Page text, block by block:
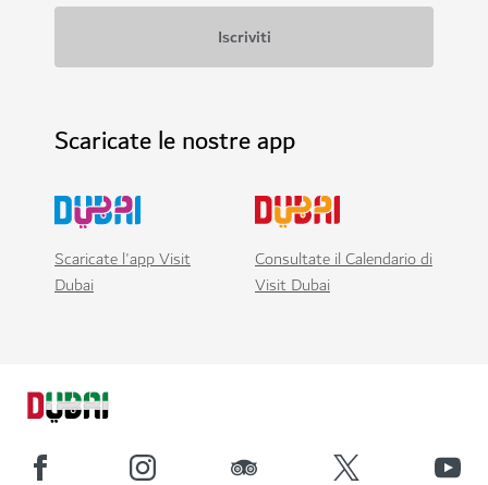
Scaricate le nostre app
Scaricate l'app Visit
Dubai
Consultate il Calendario di
Visit Dubai